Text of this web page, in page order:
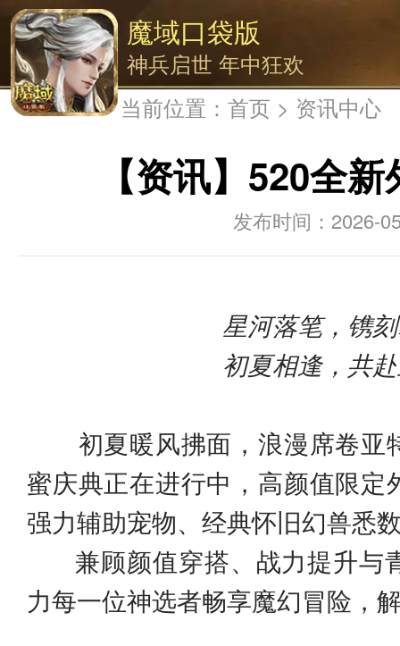
魔域口袋版
神兵启世 年中狂欢
当前位置： 首页 > 资讯中心
【资讯】520全
2026-
星河落笔，镌刻
初夏相逢，共赴
初夏暖风拂面，浪漫席卷亚
蜜庆典正在进行中，高颜值限定
强力辅助宠物、经典怀旧幻兽悉
兼顾颜值穿搭、战力提升与
力每一位神选者畅享魔幻冒险，